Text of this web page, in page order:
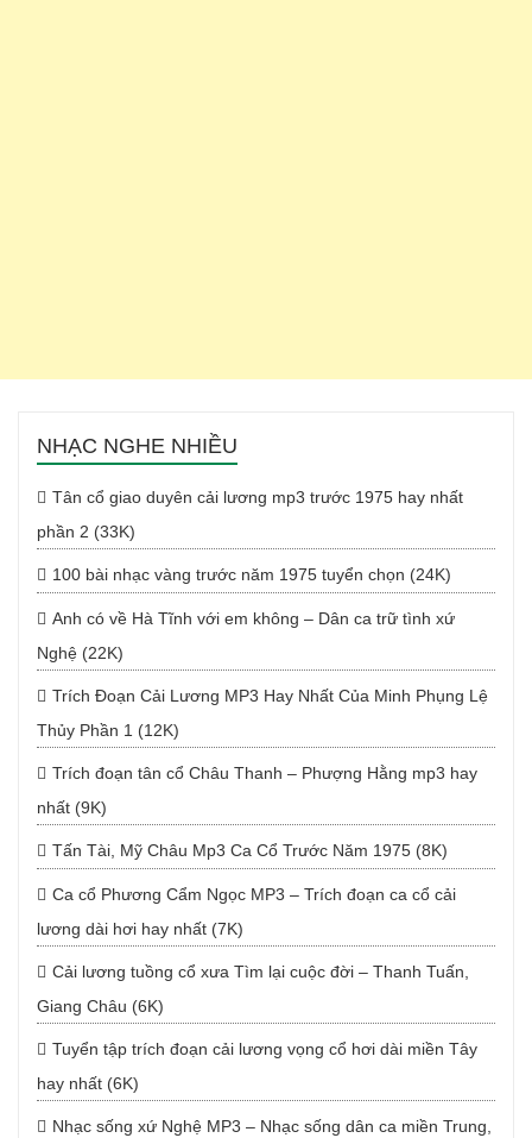
NHẠC NGHE NHIỀU
Tân cổ giao duyên cải lương mp3 trước 1975 hay nhất
phần 2 (33K)
100 bài nhạc vàng trước năm 1975 tuyển chọn (24K)
Anh có về Hà Tĩnh với em không – Dân ca trữ tình xứ
Nghệ (22K)
Trích Đoạn Cải Lương MP3 Hay Nhất Của Minh Phụng Lệ
Thủy Phần 1 (12K)
Trích đoạn tân cổ Châu Thanh – Phượng Hằng mp3 hay
nhất (9K)
Tấn Tài, Mỹ Châu Mp3 Ca Cổ Trước Năm 1975 (8K)
Ca cổ Phương Cẩm Ngọc MP3 – Trích đoạn ca cổ cải
lương dài hơi hay nhất (7K)
Cải lương tuồng cổ xưa Tìm lại cuộc đời – Thanh Tuấn,
Giang Châu (6K)
Tuyển tập trích đoạn cải lương vọng cổ hơi dài miền Tây
hay nhất (6K)
Nhạc sống xứ Nghệ MP3 – Nhạc sống dân ca miền Trung,